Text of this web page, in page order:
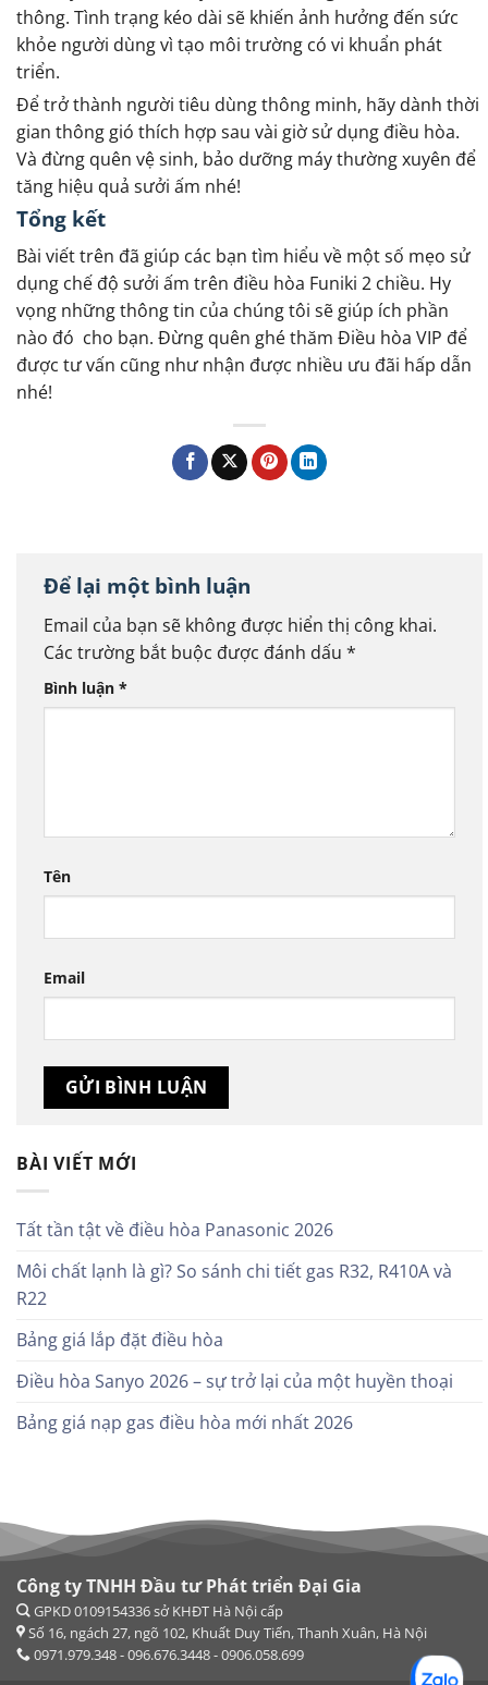
BÀI VIẾT MỚI
Tất tần tật về điều hòa Panasonic 2026
Môi chất lạnh là gì? So sánh chi tiết gas R32, R410A và
R22
Bảng giá lắp đặt điều hòa
Điều hòa Sanyo 2026 – sự trở lại của một huyền thoại
Bảng giá nạp gas điều hòa mới nhất 2026
thông. Tình trạng kéo dài sẽ khiến ảnh hưởng đến sức
khỏe người dùng vì tạo môi trường có vi khuẩn phát
triển.
Để trở thành người tiêu dùng thông minh, hãy dành thời
gian thông gió thích hợp sau vài giờ sử dụng điều hòa.
Và đừng quên vệ sinh, bảo dưỡng máy thường xuyên để
tăng hiệu quả sưởi ấm nhé!
Tổng kết
Bài viết trên đã giúp các bạn tìm hiểu về một số mẹo sử
dụng chế độ sưởi ấm trên điều hòa Funiki 2 chiều. Hy
vọng những thông tin của chúng tôi sẽ giúp ích phần
nào đó cho bạn. Đừng quên ghé thăm Điều hòa VIP để
được tư vấn cũng như nhận được nhiều ưu đãi hấp dẫn
nhé!
Để lại một bình luận
Email của bạn sẽ không được hiển thị công khai.
Các trường bắt buộc được đánh dấu *
Bình luận *
Tên
Email
Công ty TNHH Đầu tư Phát triển Đại Gia